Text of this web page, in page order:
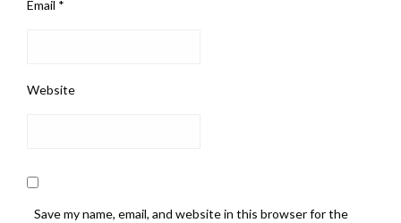
Email *
Website
Save my name, email, and website in this browser for the